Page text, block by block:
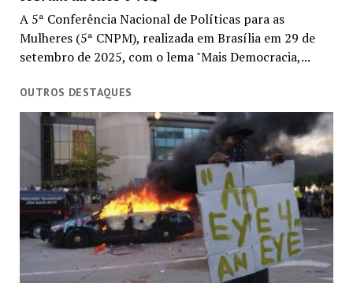
A 5ª Conferência Nacional de Políticas para as
Mulheres (5ª CNPM), realizada em Brasília em 29 de
setembro de 2025, com o lema "Mais Democracia,...
OUTROS DESTAQUES